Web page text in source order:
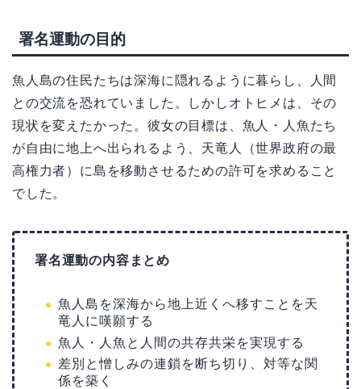
署名運動の目的
魚人島の住民たちは深海に隠れるように暮らし、人間
との交流を恐れていました。しかしオトヒメは、その
現状を変えたかった。彼女の目標は、魚人・人魚たち
が自由に地上へ出られるよう、天竜人（世界政府の最
高権力者）に島を移動させるための許可を求めること
でした。
署名運動の内容まとめ
魚人島を深海から地上近くへ移すことを天
竜人に嘆願する
魚人・人魚と人間の共存共栄を実現する
差別と憎しみの連鎖を断ち切り、対等な関
係を築く